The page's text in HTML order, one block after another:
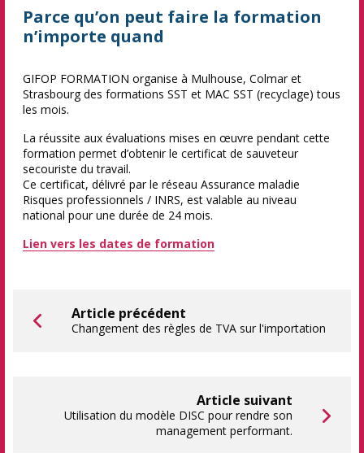
Parce qu’on peut faire la formation
n’importe quand
GIFOP FORMATION organise à Mulhouse, Colmar et
Strasbourg des formations SST et MAC SST (recyclage) tous
les mois.
La réussite aux évaluations mises en œuvre pendant cette
formation permet d’obtenir le certificat de sauveteur
secouriste du travail.
Ce certificat, délivré par le réseau Assurance maladie
Risques professionnels / INRS, est valable au niveau
national pour une durée de 24 mois.
Lien vers les dates de formation
Article précédent
Changement des règles de TVA sur l'importation
Article suivant
Utilisation du modèle DISC pour rendre son
management performant.